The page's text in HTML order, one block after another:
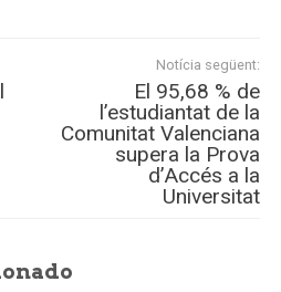
Notícia següent:
El 95,68 % de
l’estudiantat de la
Comunitat Valenciana
supera la Prova
d’Accés a la
Universitat